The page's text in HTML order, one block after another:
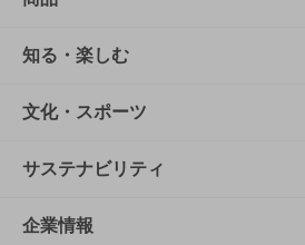
商品TOP
商品一覧
商品発売情報
栄養成分一覧
知る・楽しむ
知る・楽しむTOP
キャンペーン
工場見学
文化・スポーツ
文化・スポーツTOP
サントリーホール
サステナビリティ
サステナビリティTOP
企業情報